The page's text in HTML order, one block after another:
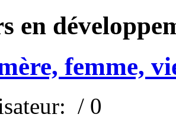
en
femme,
/ 0